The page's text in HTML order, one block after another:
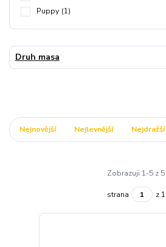
Puppy (1)
Druh masa
Nejnovější Nejlevnější Nejdražší
Zobrazuji 1-5 z 5
strana z 1